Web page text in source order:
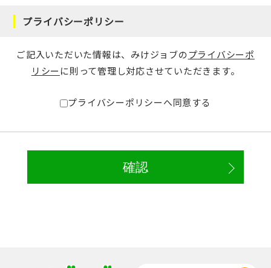
プライバシーポリシー
ご記入いただいた情報は、みけジョブのプライバシーポ
リシー に則って管理し対応させていただきます。
プライバシーポリシーへ同意する